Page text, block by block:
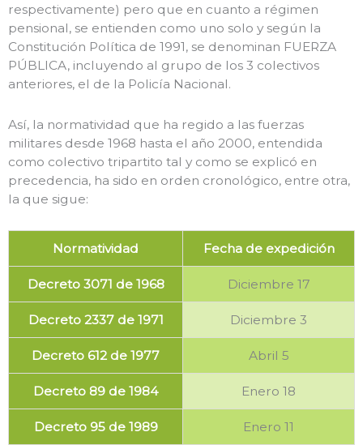
respectivamente) pero que en cuanto a régimen
pensional, se entienden como uno solo y según la
Constitución Política de 1991, se denominan FUERZA
PÚBLICA, incluyendo al grupo de los 3 colectivos
anteriores, el de la Policía Nacional.
Así, la normatividad que ha regido a las fuerzas
militares desde 1968 hasta el año 2000, entendida
como colectivo tripartito tal y como se explicó en
precedencia, ha sido en orden cronológico, entre otra,
la que sigue:
Normatividad Fecha de expedición
Decreto 3071 de 1968 Diciembre 17
Decreto 2337 de 1971 Diciembre 3
Decreto 612 de 1977 Abril 5
Decreto 89 de 1984 Enero 18
Decreto 95 de 1989 Enero 11